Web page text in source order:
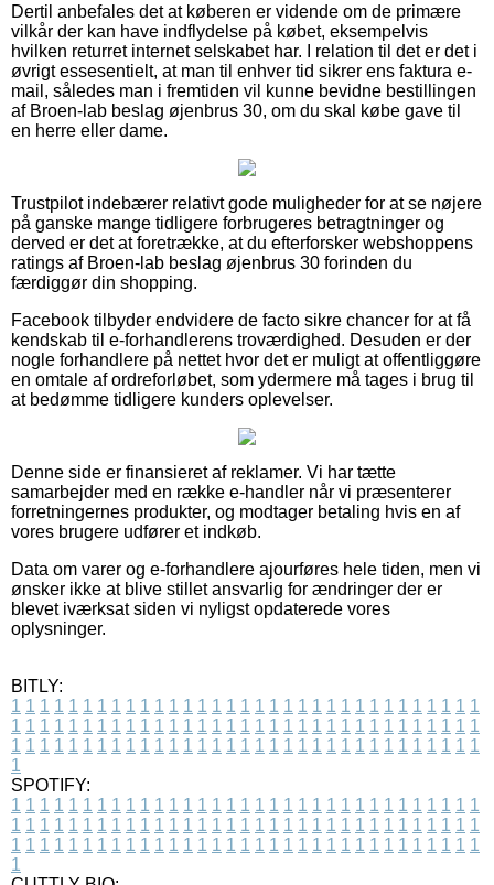
Dertil anbefales det at køberen er vidende om de primære
vilkår der kan have indflydelse på købet, eksempelvis
hvilken returret internet selskabet har. I relation til det er det i
øvrigt essesentielt, at man til enhver tid sikrer ens faktura e-
mail, således man i fremtiden vil kunne bevidne bestillingen
af Broen-lab beslag øjenbrus 30, om du skal købe gave til
en herre eller dame.
Trustpilot indebærer relativt gode muligheder for at se nøjere
på ganske mange tidligere forbrugeres betragtninger og
derved er det at foretrække, at du efterforsker webshoppens
ratings af Broen-lab beslag øjenbrus 30 forinden du
færdiggør din shopping.
Facebook tilbyder endvidere de facto sikre chancer for at få
kendskab til e-forhandlerens troværdighed. Desuden er der
nogle forhandlere på nettet hvor det er muligt at offentliggøre
en omtale af ordreforløbet, som ydermere må tages i brug til
at bedømme tidligere kunders oplevelser.
Denne side er finansieret af reklamer. Vi har tætte
samarbejder med en række e-handler når vi præsenterer
forretningernes produkter, og modtager betaling hvis en af
vores brugere udfører et indkøb.
Data om varer og e-forhandlere ajourføres hele tiden, men vi
ønsker ikke at blive stillet ansvarlig for ændringer der er
blevet iværksat siden vi nyligst opdaterede vores
oplysninger.
BITLY:
1 1 1 1 1 1 1 1 1 1 1 1 1 1 1 1 1 1 1 1 1 1 1 1 1 1 1 1 1 1 1 1 1
1 1 1 1 1 1 1 1 1 1 1 1 1 1 1 1 1 1 1 1 1 1 1 1 1 1 1 1 1 1 1 1 1
1 1 1 1 1 1 1 1 1 1 1 1 1 1 1 1 1 1 1 1 1 1 1 1 1 1 1 1 1 1 1 1 1
1
SPOTIFY:
1 1 1 1 1 1 1 1 1 1 1 1 1 1 1 1 1 1 1 1 1 1 1 1 1 1 1 1 1 1 1 1 1
1 1 1 1 1 1 1 1 1 1 1 1 1 1 1 1 1 1 1 1 1 1 1 1 1 1 1 1 1 1 1 1 1
1 1 1 1 1 1 1 1 1 1 1 1 1 1 1 1 1 1 1 1 1 1 1 1 1 1 1 1 1 1 1 1 1
1